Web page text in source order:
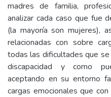
madres de familia,
analizar cada caso que fue
(la mayoría son mujeres),
relacionadas con sobre
todas las dificultades que
discapacidad y como
aceptando en su entorno
cargas emocionales que